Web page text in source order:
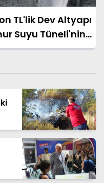
TL'lik Dev Altyapı
Suyu Tüneli'nin